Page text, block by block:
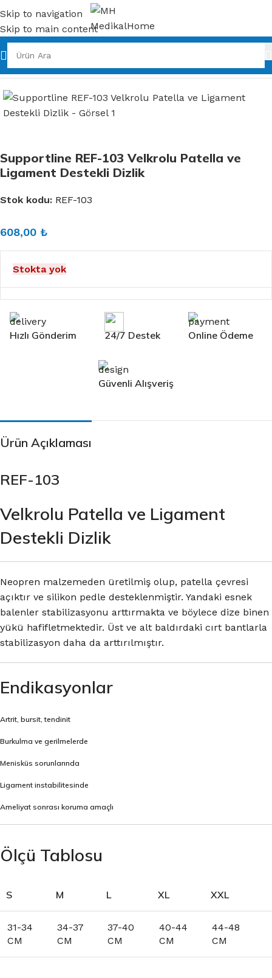
Skip to navigation
Skip to main content
Ana Sayfa
Supportline REF-103 Velkrolu Patella ve
Ligament Destekli Dizlik
Stok kodu: REF-103
608,00 ₺
Stokta yok
Hızlı Gönderim 24/7 Destek Online Ödeme
Güvenli Alışveriş
Ürün Açıklaması
REF-103
Velkrolu Patella ve Ligament
Destekli Dizlik
Neopren malzemeden üretilmiş olup, patella çevresi
açıktır ve silikon pedle desteklenmiştir. Yandaki esnek
balenler stabilizasyonu arttırmakta ve böylece dize binen
yükü hafifletmektedir. Üst ve alt baldırdaki cırt bantlarla
stabilizasyon daha da arttırılmıştır.
Endikasyonlar
Artrit, bursit, tendinit
Burkulma ve gerilmelerde
Menisküs sorunlarında
Ligament instabilitesinde
Ameliyat sonrası koruma amaçlı
Ölçü Tablosu
S M L XL XXL
31-34
CM
34-37
CM
37-40
CM
40-44
CM
44-48
CM